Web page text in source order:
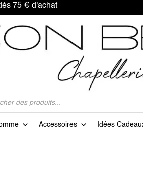
dès 75 € d'achat
Accessoires Idées